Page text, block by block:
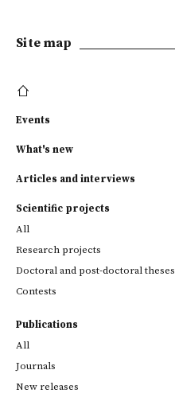
Site map
Events
What's new
Articles and interviews
Scientific projects
All
Research projects
Doctoral and post-doctoral theses
Contests
Publications
All
Journals
New releases